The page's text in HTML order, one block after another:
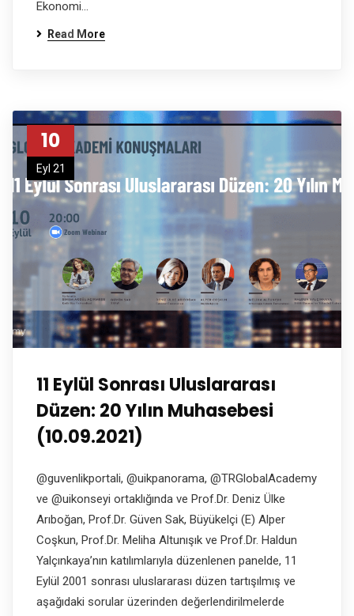
Ekonomi…
Read More
10
Eyl 21
11 Eylül Sonrası Uluslararası
Düzen: 20 Yılın Muhasebesi
(10.09.2021)
@guvenlikportali, @uikpanorama, @TRGlobalAcademy
ve @uikonseyi ortaklığında ve Prof.Dr. Deniz Ülke
Arıboğan, Prof.Dr. Güven Sak, Büyükelçi (E) Alper
Coşkun, Prof.Dr. Meliha Altunışık ve Prof.Dr. Haldun
Yalçınkaya’nın katılımlarıyla düzenlenen panelde, 11
Eylül 2001 sonrası uluslararası düzen tartışılmış ve
aşağıdaki sorular üzerinden değerlendirilmelerde